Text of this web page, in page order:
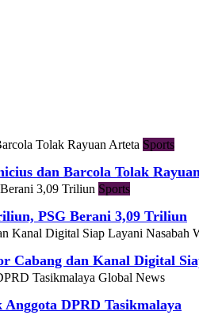
Sports
dan Barcola Tolak
Sports
PSG Berani 3,09 Triliun
Cabang dan Kanal Digital
Global News
DPRD Tasikmalaya